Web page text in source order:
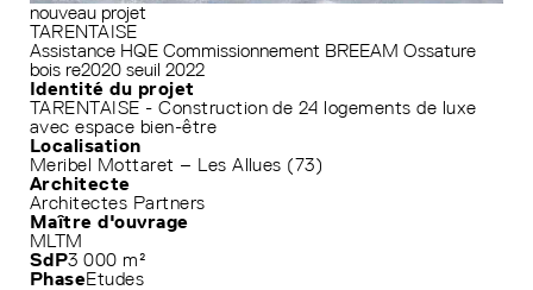
nouveau projet
TARENTAISE
Assistance HQE Commissionnement BREEAM Ossature
bois re2020 seuil 2022
Identité du projet
TARENTAISE - Construction de 24 logements de luxe
avec espace bien-être
Localisation
Meribel Mottaret – Les Allues (73)
Architecte
Architectes Partners
Maître d'ouvrage
MLTM
SdP3 000 m²
PhaseEtudes